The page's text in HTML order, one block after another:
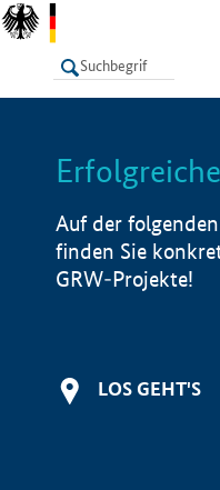
LISTE
Auf der
finden Sie
GRW-Projekte!
LOS GEHT'S